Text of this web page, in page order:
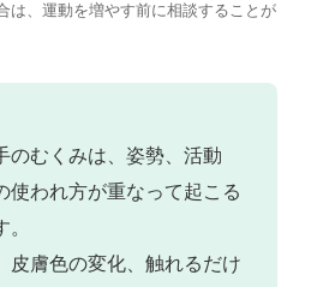
は、運動を増やす前に相談することが
のむくみは、姿勢、活動
使われ方が重なって起こる
皮膚色の変化、触れるだけ